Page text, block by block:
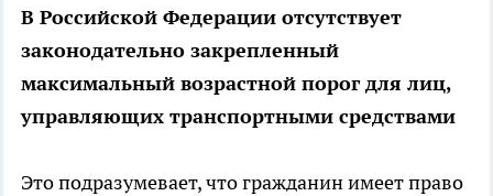
В Российской Федерации отсутствует
законодательно закрепленный
максимальный возрастной порог для лиц,
управляющих транспортными средствами
Это подразумевает, что гражданин имеет право